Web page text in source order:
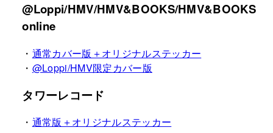
@Loppi/HMV/HMV&BOOKS/HMV&BOOKS
online
・ 通常カバー版＋オリジナルステッカー
・ @Loppi/HMV限定カバー版
タワーレコード
・ 通常版＋オリジナルステッカー